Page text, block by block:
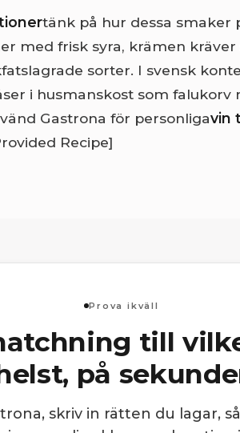
tänk på hur dessa smaker
med frisk syra, krämen
sorter. I svensk
i husmanskost som falukorv
Gastrona för personligavin
Recipe]
Prova ikväll
till
på
skriv in rätten du lagar,